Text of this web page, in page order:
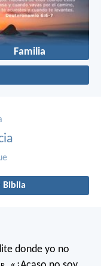
Familia
Biblia
donde yo no